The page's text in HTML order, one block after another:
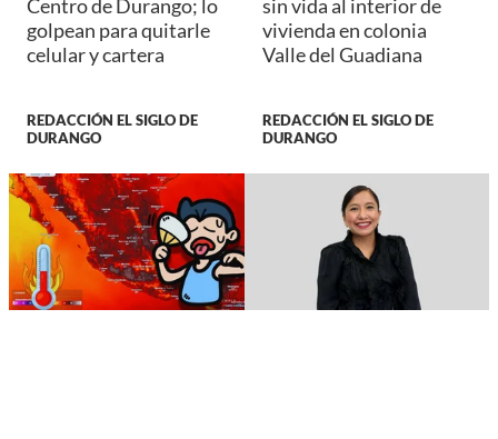
Centro de Durango; lo
golpean para quitarle
celular y cartera
REDACCIÓN EL SIGLO DE
DURANGO
sin vida al interior de
vivienda en colonia
Valle del Guadiana
REDACCIÓN EL SIGLO DE
DURANGO